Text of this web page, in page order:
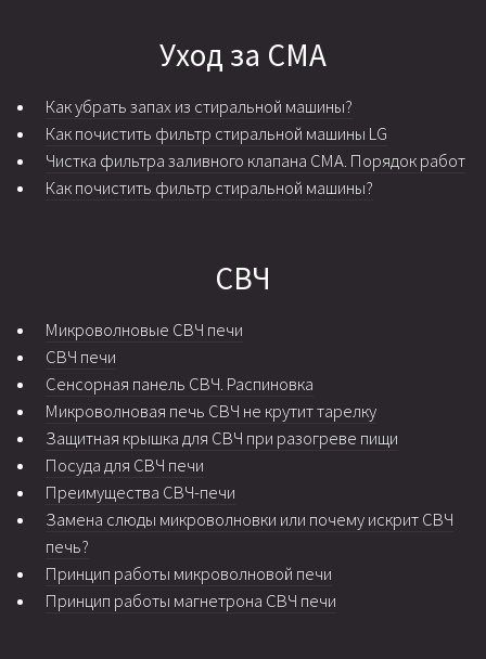
Уход за СМА
Как убрать запах из стиральной машины?
Как почистить фильтр стиральной машины LG
Чистка фильтра заливного клапана СМА. Порядок работ
Как почистить фильтр стиральной машины?
СВЧ
Микроволновые СВЧ печи
СВЧ печи
Сенсорная панель СВЧ. Распиновка
Микроволновая печь СВЧ не крутит тарелку
Защитная крышка для СВЧ при разогреве пищи
Посуда для СВЧ печи
Преимущества СВЧ-печи
Замена слюды микроволновки или почему искрит СВЧ
печь?
Принцип работы микроволновой печи
Принцип работы магнетрона СВЧ печи